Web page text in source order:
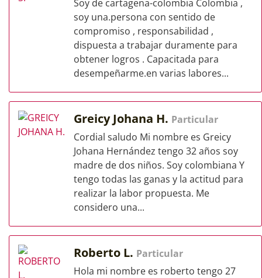
Soy de cartagena-colombia Colombia ,
soy una.persona con sentido de
compromiso , responsabilidad ,
dispuesta a trabajar duramente para
obtener logros . Capacitada para
desempeñarme.en varias labores...
Greicy Johana H. Particular
Cordial saludo Mi nombre es Greicy
Johana Hernández tengo 32 años soy
madre de dos niños. Soy colombiana Y
tengo todas las ganas y la actitud para
realizar la labor propuesta. Me
considero una...
Roberto L. Particular
Hola mi nombre es roberto tengo 27